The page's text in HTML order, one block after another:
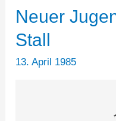
Neuer
Stall
13. April 1985